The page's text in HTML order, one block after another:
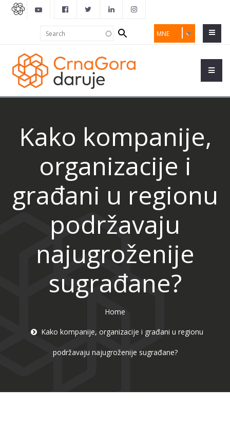
MNE
Search
form
Kako kompanije,
organizacije i
građani u regionu
podržavaju
najugroženije
sugrađane?
Home
Kako kompanije, organizacije i građani u regionu
podržavaju najugroženije sugrađane?